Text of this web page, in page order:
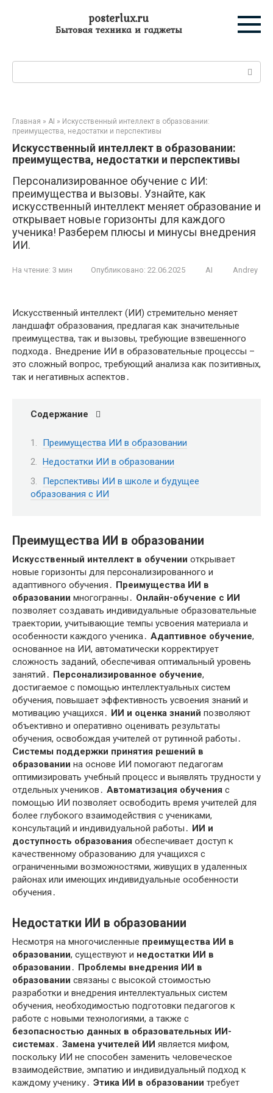
posterlux.ru
Бытовая техника и гаджеты
Главная » AI » Искусственный интеллект в образовании:
преимущества, недостатки и перспективы
Искусственный интеллект в образовании:
преимущества, недостатки и перспективы
Персонализированное обучение с ИИ:
преимущества и вызовы. Узнайте, как
искусственный интеллект меняет образование и
открывает новые горизонты для каждого
ученика! Разберем плюсы и минусы внедрения
ИИ.
На чтение: 3 мин Опубликовано: 22.06.2025 AI Andrey
Искусственный интеллект (ИИ) стремительно меняет
ландшафт образования, предлагая как значительные
преимущества, так и вызовы, требующие взвешенного
подхода․ Внедрение ИИ в образовательные процессы –
это сложный вопрос, требующий анализа как позитивных,
так и негативных аспектов․
Содержание
Преимущества ИИ в образовании
Недостатки ИИ в образовании
Перспективы ИИ в школе и будущее
образования с ИИ
Преимущества ИИ в образовании
Искусственный интеллект в обучении открывает
новые горизонты для персонализированного и
адаптивного обучения․ Преимущества ИИ в
образовании многогранны․ Онлайн-обучение с ИИ
позволяет создавать индивидуальные образовательные
траектории, учитывающие темпы усвоения материала и
особенности каждого ученика․ Адаптивное обучение,
основанное на ИИ, автоматически корректирует
сложность заданий, обеспечивая оптимальный уровень
занятий․ Персонализированное обучение,
достигаемое с помощью интеллектуальных систем
обучения, повышает эффективность усвоения знаний и
мотивацию учащихся․ ИИ и оценка знаний позволяют
объективно и оперативно оценивать результаты
обучения, освобождая учителей от рутинной работы․
Системы поддержки принятия решений в
образовании на основе ИИ помогают педагогам
оптимизировать учебный процесс и выявлять трудности у
отдельных учеников․ Автоматизация обучения с
помощью ИИ позволяет освободить время учителей для
более глубокого взаимодействия с учениками,
консультаций и индивидуальной работы․ ИИ и
доступность образования обеспечивает доступ к
качественному образованию для учащихся с
ограниченными возможностями, живущих в удаленных
районах или имеющих индивидуальные особенности
обучения․
Недостатки ИИ в образовании
Несмотря на многочисленные преимущества ИИ в
образовании, существуют и недостатки ИИ в
образовании ․ Проблемы внедрения ИИ в
образовании связаны с высокой стоимостью
разработки и внедрения интеллектуальных систем
обучения, необходимостью подготовки педагогов к
работе с новыми технологиями, а также с
безопасностью данных в образовательных ИИ-
системах․ Замена учителей ИИ является мифом,
поскольку ИИ не способен заменить человеческое
взаимодействие, эмпатию и индивидуальный подход к
каждому ученику․ Этика ИИ в образовании требует